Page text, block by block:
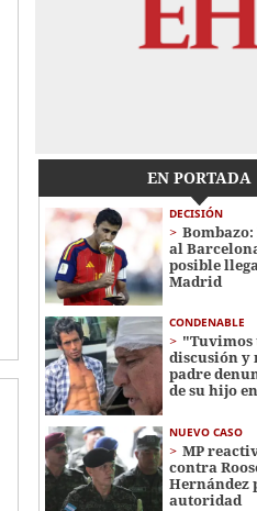
EN PORTADA
DECISIÓN
al
posible
Madrid
CONDENABLE
"Tuvimos
discusión y
padre
de su hijo
NUEVO CASO
MP
contra
Hernández
autoridad